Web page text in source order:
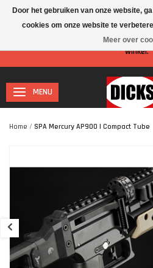
Let op: I.v.m. de zomervakantie is er
winkel.
MENU
Home / SPA Mercury AP900 | Compact Tube
Door het gebruiken van onze website,
cookies om onze website te
Meer over